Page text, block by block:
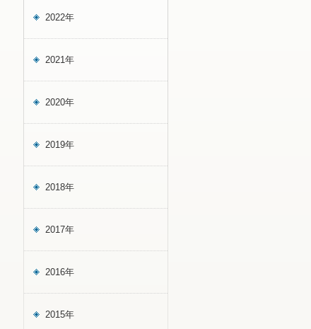
2022年
2021年
2020年
2019年
2018年
2017年
2016年
2015年